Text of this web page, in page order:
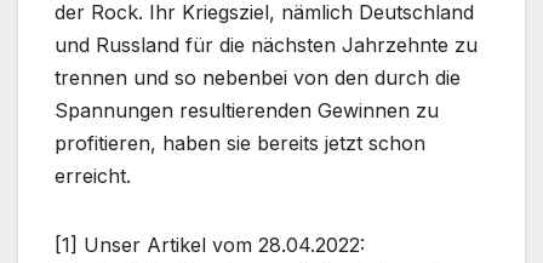
der Rock. Ihr Kriegsziel, nämlich Deutschland
und Russland für die nächsten Jahrzehnte zu
trennen und so nebenbei von den durch die
Spannungen resultierenden Gewinnen zu
profitieren, haben sie bereits jetzt schon
erreicht.
[1] Unser Artikel vom 28.04.2022: